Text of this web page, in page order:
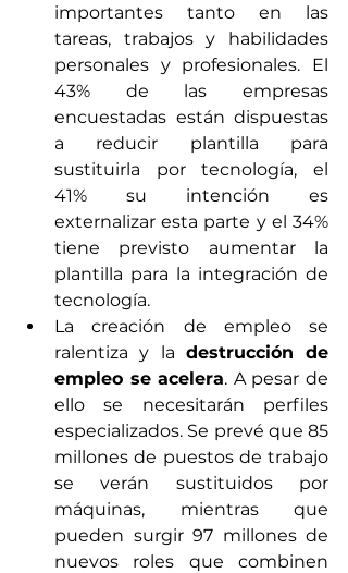
importantes tanto en las
tareas, trabajos y habilidades
personales y profesionales. El
43% de las empresas
encuestadas están dispuestas
a reducir plantilla para
sustituirla por tecnología, el
41% su intención es
externalizar esta parte y el 34%
tiene previsto aumentar la
plantilla para la integración de
tecnología.
La creación de empleo se
ralentiza y la destrucción de
empleo se acelera. A pesar de
ello se necesitarán perfiles
especializados. Se prevé que 85
millones de puestos de trabajo
se verán sustituidos por
máquinas, mientras que
pueden surgir 97 millones de
nuevos roles que combinen